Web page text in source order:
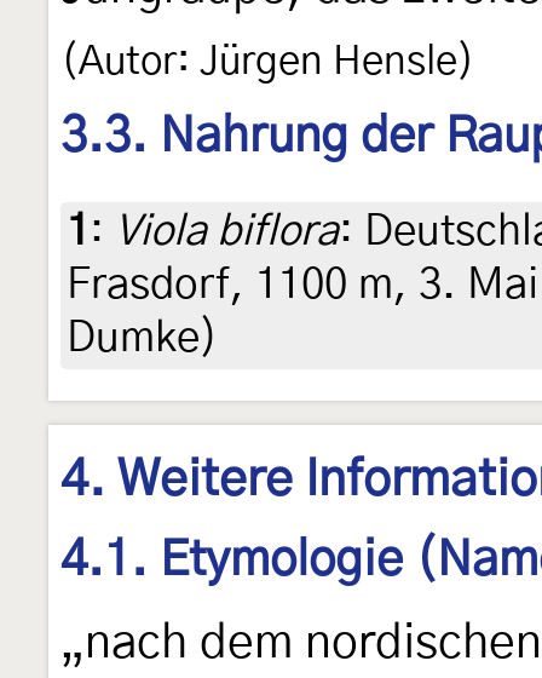
(Autor: Jürgen Hensle)
3.3. Nahrung der
1 : Viola biflora:
Frasdorf, 1100 m, 3.
Dumke)
4. Weitere
4.1. Etymologie
„nach dem